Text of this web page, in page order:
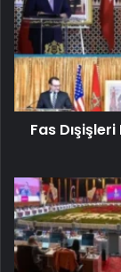
Fas